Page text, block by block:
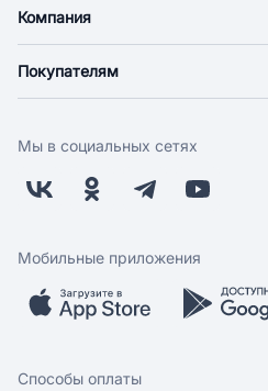
Компания
Новости
Поставщикам
Заводчикам
Обратная связь
Покупателям
Оплата
Бонусная программа
Скидки и акции
Мобильное приложение
Мы в социальных сетях
Мобильные приложения
Способы оплаты